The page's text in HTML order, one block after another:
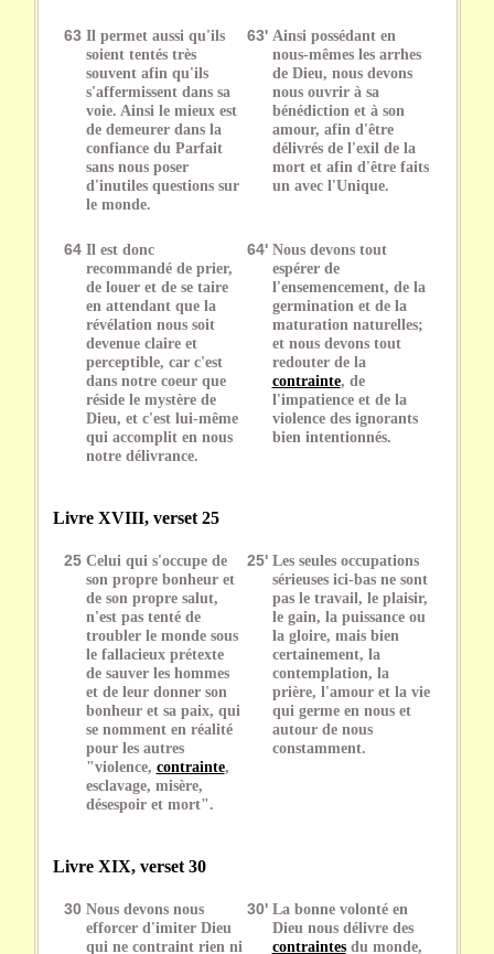
63 Il permet aussi qu'ils
soient tentés très
souvent afin qu'ils
s'affermissent dans sa
voie. Ainsi le mieux est
de demeurer dans la
confiance du Parfait
sans nous poser
d'inutiles questions sur
le monde.
63' Ainsi possédant en
nous-mêmes les arrhes
de Dieu, nous devons
nous ouvrir à sa
bénédiction et à son
amour, afin d'être
délivrés de l'exil de la
mort et afin d'être faits
un avec l'Unique.
64 Il est donc
recommandé de prier,
de louer et de se taire
en attendant que la
révélation nous soit
devenue claire et
perceptible, car c'est
dans notre coeur que
réside le mystère de
Dieu, et c'est lui-même
qui accomplit en nous
notre délivrance.
64' Nous devons tout
espérer de
l'ensemencement, de la
germination et de la
maturation naturelles;
et nous devons tout
redouter de la
contrainte, de
l'impatience et de la
violence des ignorants
bien intentionnés.
Livre XVIII, verset 25
25 Celui qui s'occupe de
son propre bonheur et
de son propre salut,
n'est pas tenté de
troubler le monde sous
le fallacieux prétexte
de sauver les hommes
et de leur donner son
bonheur et sa paix, qui
se nomment en réalité
pour les autres
"violence, contrainte,
esclavage, misère,
désespoir et mort".
25' Les seules occupations
sérieuses ici-bas ne sont
pas le travail, le plaisir,
le gain, la puissance ou
la gloire, mais bien
certainement, la
contemplation, la
prière, l'amour et la vie
qui germe en nous et
autour de nous
constamment.
Livre XIX, verset 30
30 Nous devons nous
efforcer d'imiter Dieu
qui ne contraint rien ni
30' La bonne volonté en
Dieu nous délivre des
contraintesdu monde,